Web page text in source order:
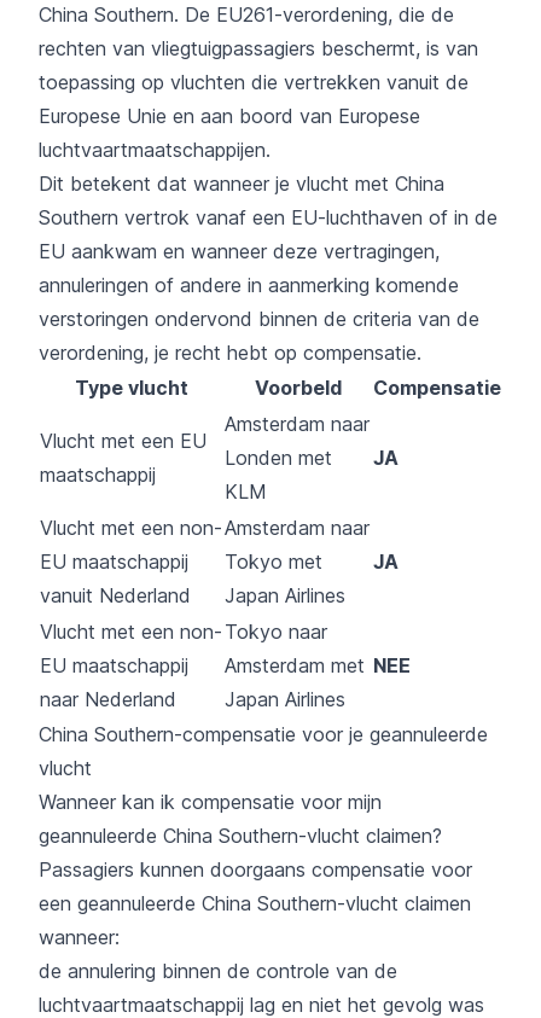
China Southern. De EU261-verordening, die de
rechten van vliegtuigpassagiers beschermt, is van
toepassing op vluchten die vertrekken vanuit de
Europese Unie en aan boord van Europese
luchtvaartmaatschappijen.
Dit betekent dat wanneer je vlucht met China
Southern vertrok vanaf een EU-luchthaven of in de
EU aankwam en wanneer deze vertragingen,
annuleringen of andere in aanmerking komende
verstoringen ondervond binnen de criteria van de
verordening, je recht hebt op compensatie.
Type vlucht
Voorbeld Compensatie
Vlucht met een EU
maatschappij
Amsterdam naar
Londen met
KLM
JA
Vlucht met een non-
EU maatschappij
vanuit Nederland
Amsterdam naar
Tokyo met
Japan Airlines
JA
Vlucht met een non-
EU maatschappij
naar Nederland
Tokyo naar
Amsterdam met
Japan Airlines
NEE
China Southern-compensatie voor je geannuleerde
vlucht
Wanneer kan ik compensatie voor mijn
geannuleerde China Southern-vlucht claimen?
Passagiers kunnen doorgaans compensatie voor
een geannuleerde China Southern-vlucht claimen
wanneer:
de annulering binnen de controle van de
luchtvaartmaatschappij lag en niet het gevolg was